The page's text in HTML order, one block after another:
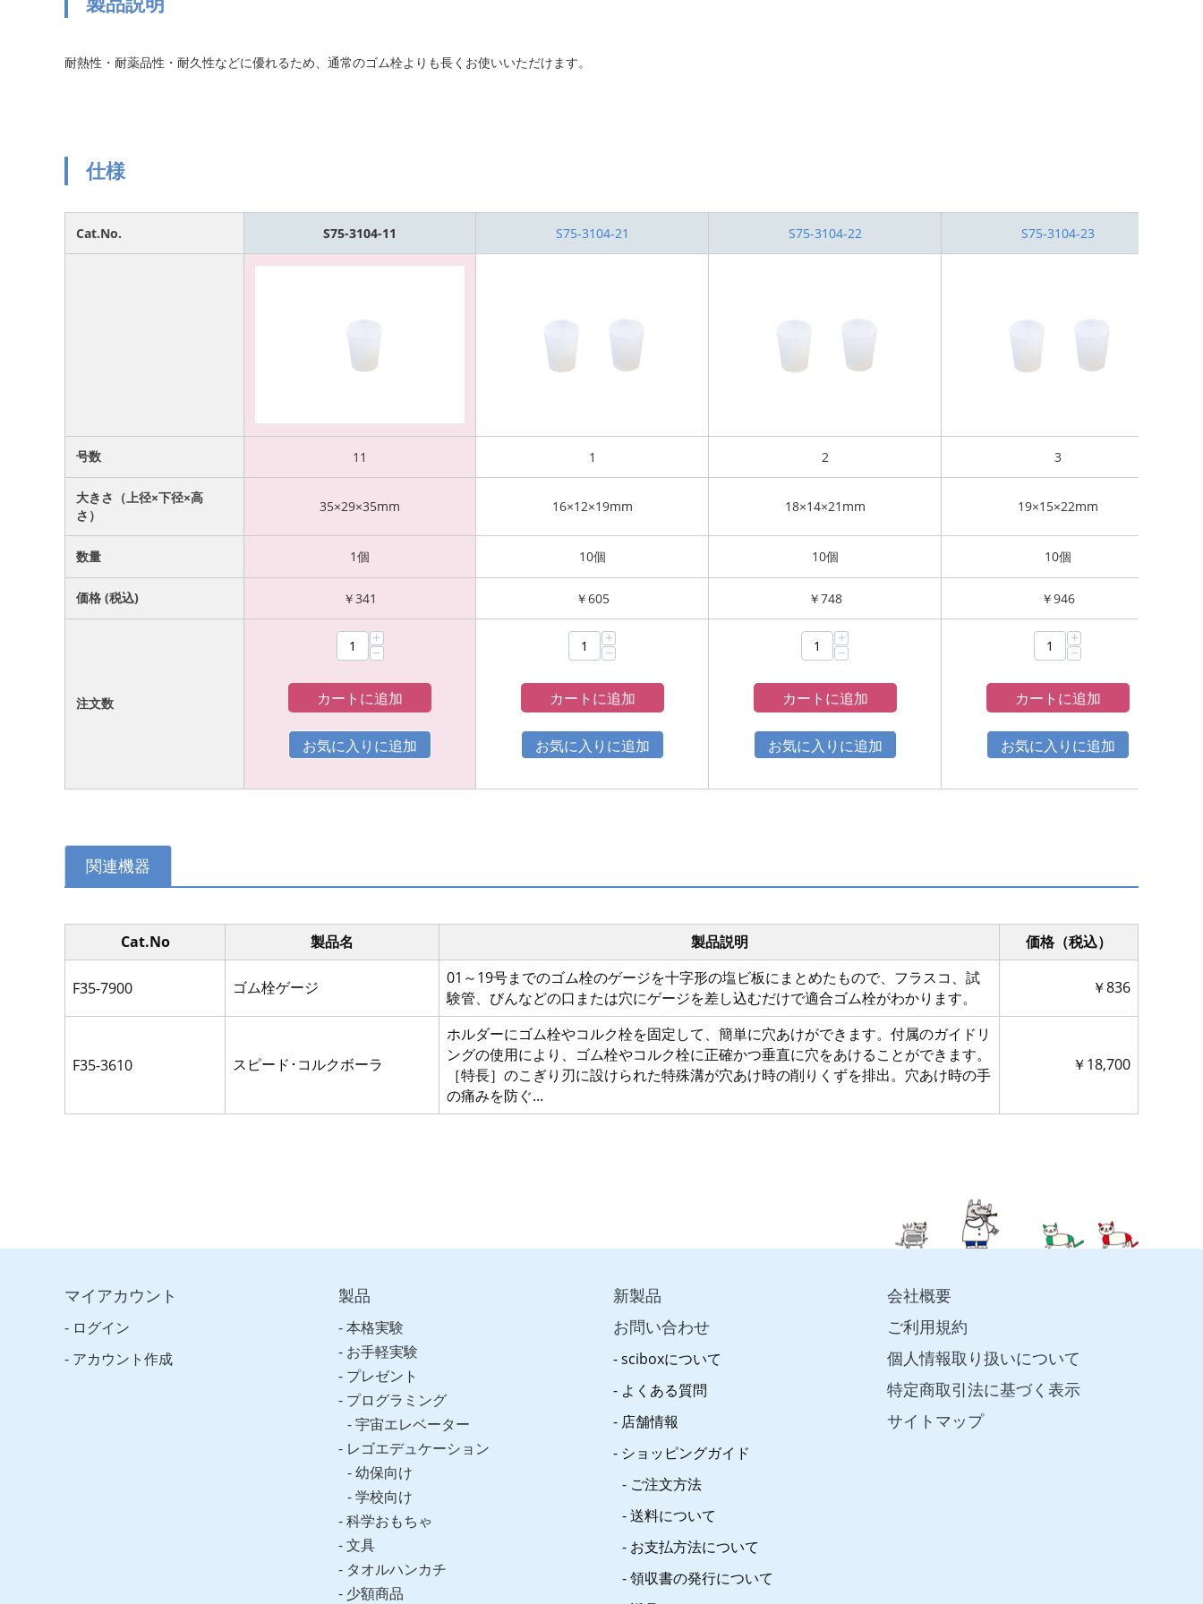
耐熱性・耐薬品性・耐久性などに優れるため、通常のゴム栓よりも長くお使いいただけます。
仕様
Cat.No. S75-3104-11 S75-3104-21 S75-3104-22 S75-3104-23
号数 11 1 2 3
大きさ（上径×下径×高
さ）
35×29×35mm 16×12×19mm 18×14×21mm 19×15×22mm
数量 1個 10個 10個 10個
価格 (税込) ￥341 ￥605 ￥748 ￥946
注文数
+
−
カートに追加
+
−
カートに追加
+
−
カートに追加
+
−
カートに追加
関連機器
Cat.No 製品名 製品説明 価格（税込）
F35-7900 ゴム栓ゲージ
01～19号までのゴム栓のゲージを十字形の塩ビ板にまとめたもので、フラスコ、試
験管、びんなどの口または穴にゲージを差し込むだけで適合ゴム栓がわかります。
￥836
F35-3610 スピード･コルクボーラ
ホルダーにゴム栓やコルク栓を固定して、簡単に穴あけができます。付属のガイドリ
ングの使用により、ゴム栓やコルク栓に正確かつ垂直に穴をあけることができます。
［特長］のこぎり刃に設けられた特殊溝が穴あけ時の削りくずを排出。穴あけ時の手
の痛みを防ぐ...
￥18,700
マイアカウント
ログイン
アカウント作成
製品
本格実験
お手軽実験
プレゼント
プログラミング
宇宙エレベーター
レゴエデュケーション
幼保向け
学校向け
科学おもちゃ
文具
タオルハンカチ
少額商品
新製品
お問い合わせ
sciboxについて
よくある質問
店舗情報
ショッピングガイド
ご注文方法
送料について
お支払方法について
領収書の発行について
会社概要
ご利用規約
個人情報取り扱いについて
特定商取引法に基づく表示
サイトマップ